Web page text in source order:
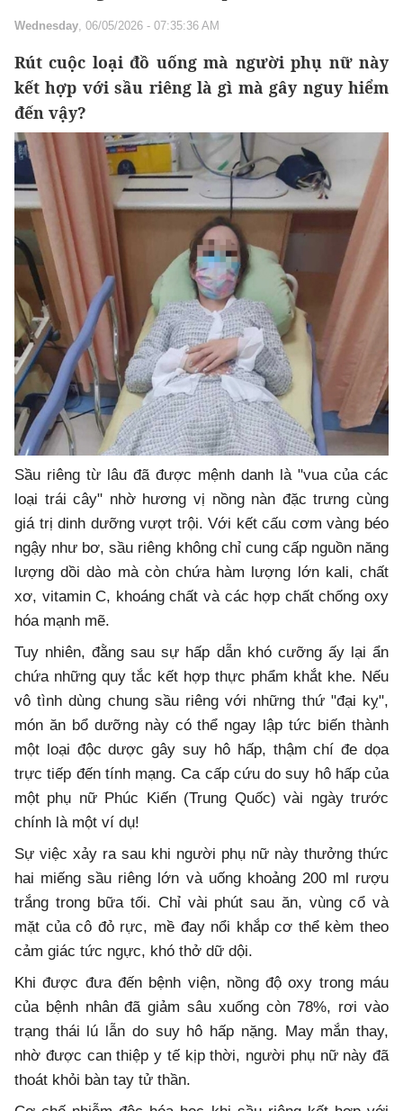
Wednesday, 06/05/2026 - 07:35:36 AM
Rút cuộc loại đồ uống mà người phụ nữ này
kết hợp với sầu riêng là gì mà gây nguy hiểm
đến vậy?
Sầu riêng từ lâu đã được mệnh danh là "vua của các
loại trái cây" nhờ hương vị nồng nàn đặc trưng cùng
giá trị dinh dưỡng vượt trội. Với kết cấu cơm vàng béo
ngậy như bơ, sầu riêng không chỉ cung cấp nguồn năng
lượng dồi dào mà còn chứa hàm lượng lớn kali, chất
xơ, vitamin C, khoáng chất và các hợp chất chống oxy
hóa mạnh mẽ.
Tuy nhiên, đằng sau sự hấp dẫn khó cưỡng ấy lại ẩn
chứa những quy tắc kết hợp thực phẩm khắt khe. Nếu
vô tình dùng chung sầu riêng với những thứ "đại kỵ",
món ăn bổ dưỡng này có thể ngay lập tức biến thành
một loại độc dược gây suy hô hấp, thậm chí đe dọa
trực tiếp đến tính mạng. Ca cấp cứu do suy hô hấp của
một phụ nữ Phúc Kiến (Trung Quốc) vài ngày trước
chính là một ví dụ!
Sự việc xảy ra sau khi người phụ nữ này thưởng thức
hai miếng sầu riêng lớn và uống khoảng 200 ml rượu
trắng trong bữa tối. Chỉ vài phút sau ăn, vùng cổ và
mặt của cô đỏ rực, mề đay nổi khắp cơ thể kèm theo
cảm giác tức ngực, khó thở dữ dội.
Khi được đưa đến bệnh viện, nồng độ oxy trong máu
của bệnh nhân đã giảm sâu xuống còn 78%, rơi vào
trạng thái lú lẫn do suy hô hấp nặng. May mắn thay,
nhờ được can thiệp y tế kịp thời, người phụ nữ này đã
thoát khỏi bàn tay tử thần.